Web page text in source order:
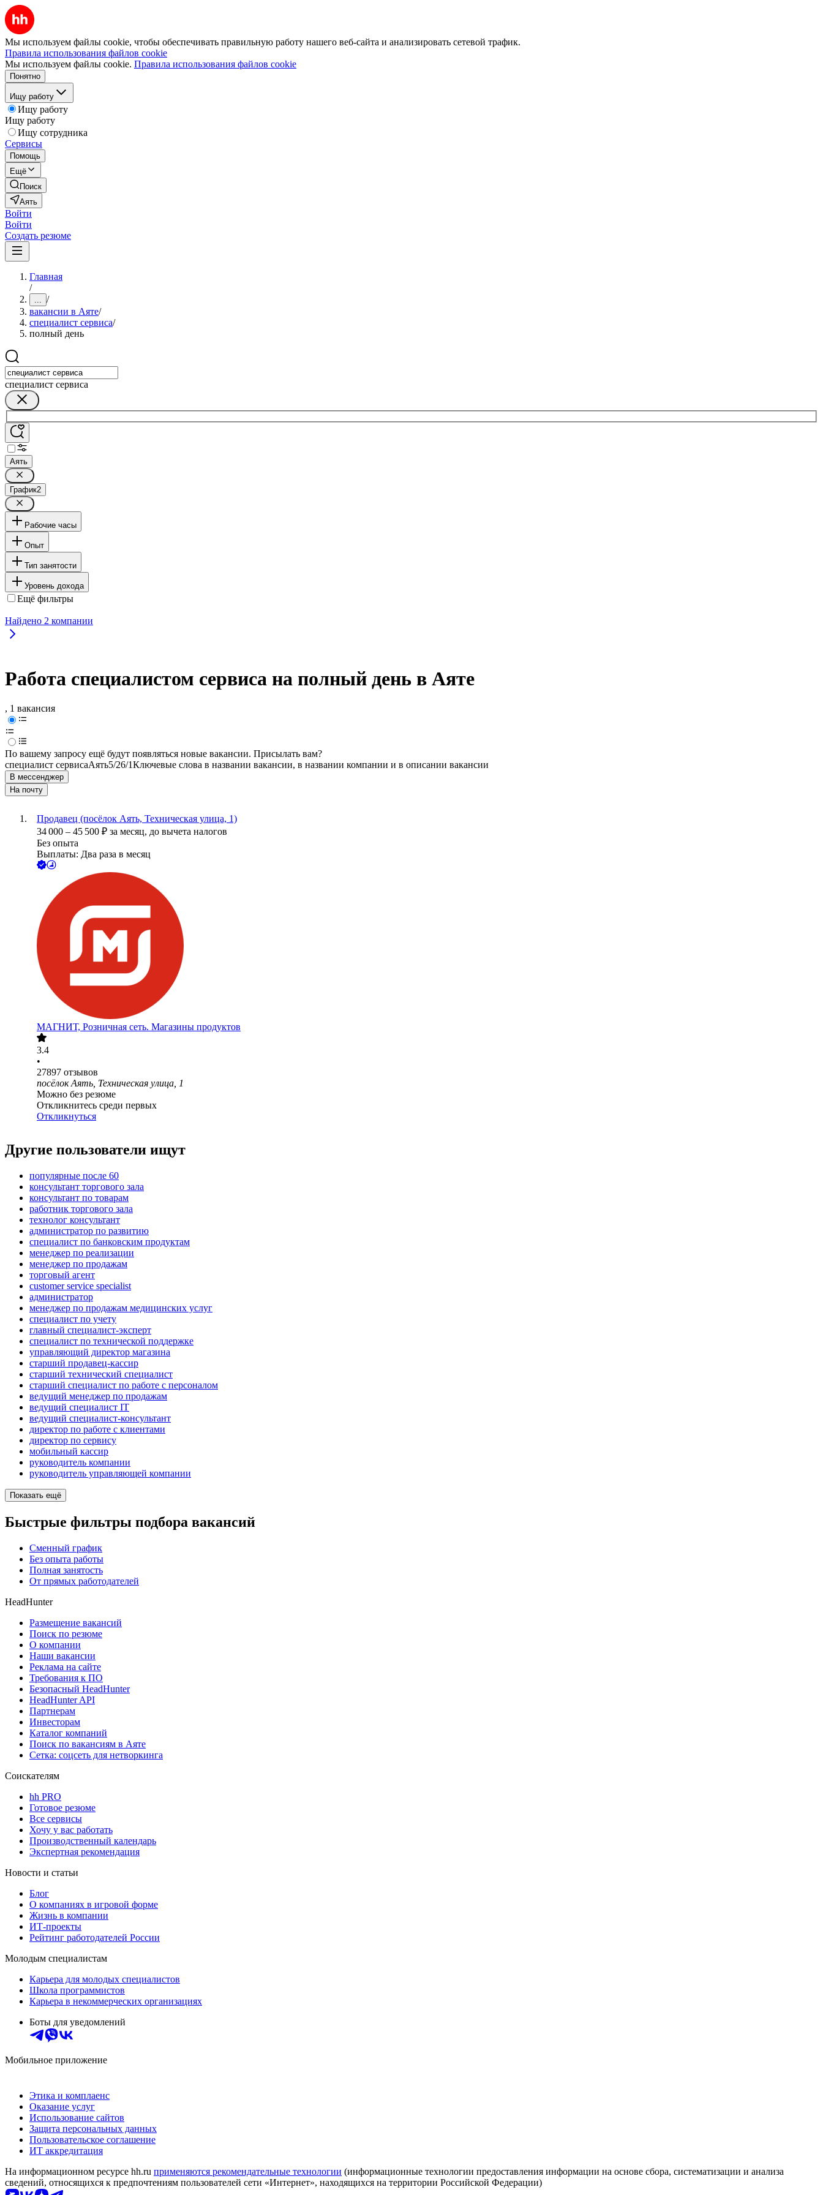
Мы используем файлы cookie, чтобы обеспечивать правильную работу нашего веб-сайта и анализировать сетевой трафик.
Правила использования файлов cookie
Мы используем файлы cookie. Правила использования файлов cookie
Понятно
Ищу работу
Ищу работу
Ищу работу
Ищу сотрудника
Сервисы
Помощь
Ещё
Поиск
Аять
Войти
Войти
Создать резюме
Главная
/
... /
вакансии в Аяте/
специалист сервиса/
полный день
специалист сервиса
Аять
График2
Рабочие часы
Опыт
Тип занятости
Уровень дохода
Ещё фильтры
Найдено 2 компании
Работа специалистом сервиса на полный день в Аяте
, 1 вакансия
По вашему запросу ещё будут появляться новые вакансии. Присылать вам?
специалист сервисаАять5/26/1Ключевые слова в названии вакансии, в названии компании и в описании вакансии
В мессенджер
На почту
Продавец (посёлок Аять, Техническая улица, 1)
34 000 – 45 500 ₽ за месяц, до вычета налогов
Без опыта
Выплаты: Два раза в месяц
МАГНИТ, Розничная сеть. Магазины продуктов
3.4
•
27897 отзывов
посёлок Аять, Техническая улица, 1
Можно без резюме
Откликнитесь среди первых
Откликнуться
Другие пользователи ищут
популярные после 60
консультант торгового зала
консультант по товарам
работник торгового зала
технолог консультант
администратор по развитию
специалист по банковским продуктам
менеджер по реализации
менеджер по продажам
торговый агент
customer service specialist
администратор
менеджер по продажам медицинских услуг
специалист по учету
главный специалист-эксперт
специалист по технической поддержке
управляющий директор магазина
старший продавец-кассир
старший технический специалист
старший специалист по работе с персоналом
ведущий менеджер по продажам
ведущий специалист IT
ведущий специалист-консультант
директор по работе с клиентами
директор по сервису
мобильный кассир
руководитель компании
руководитель управляющей компании
Показать ещё
Быстрые фильтры подбора вакансий
Сменный график
Без опыта работы
Полная занятость
От прямых работодателей
HeadHunter
Размещение вакансий
Поиск по резюме
О компании
Наши вакансии
Реклама на сайте
Требования к ПО
Безопасный HeadHunter
HeadHunter API
Партнерам
Инвесторам
Каталог компаний
Поиск по вакансиям в Аяте
Сетка: соцсеть для нетворкинга
Соискателям
hh PRO
Готовое резюме
Все сервисы
Хочу у вас работать
Производственный календарь
Экспертная рекомендация
Новости и статьи
Блог
О компаниях в игровой форме
Жизнь в компании
ИТ-проекты
Рейтинг работодателей России
Молодым специалистам
Карьера для молодых специалистов
Школа программистов
Карьера в некоммерческих организациях
Боты для уведомлений
Мобильное приложение
Этика и комплаенс
Оказание услуг
Использование сайтов
Защита персональных данных
Пользовательское соглашение
ИТ аккредитация
На информационном ресурсе hh.ru применяются рекомендательные технологии (информационные технологии предоставления информации на основе сбора, систематизации и анализа
сведений, относящихся к предпочтениям пользователей сети «Интернет», находящихся на территории Российской Федерации)